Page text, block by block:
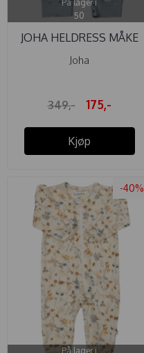
På lager i
50
JOHA HELDRESS MÅKE
BLÅ
Joha
349,- 175,-
Kjøp
-40%
På lager i